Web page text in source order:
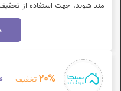
مند شوید. جهت استفاده از
20%تخفیف